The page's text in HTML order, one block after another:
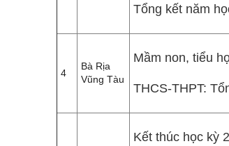
Tổng kết năm
4
Bà Rịa
Vũng Tàu
Mầm non, tiểu
THCS-THPT:
Kết thúc học kỳ